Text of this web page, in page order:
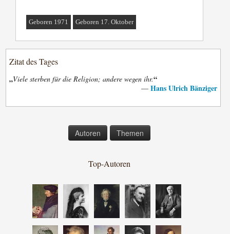
Geboren 1971 Geboren 17. Oktober
Zitat des Tages
„Viele sterben für die Religion; andere wegen ihr.“
— Hans Ulrich Bänziger
Autoren Themen
Top-Autoren